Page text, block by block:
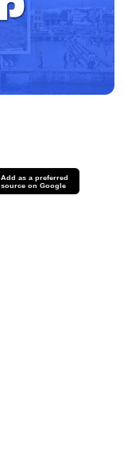
Add as a preferred
source on Google